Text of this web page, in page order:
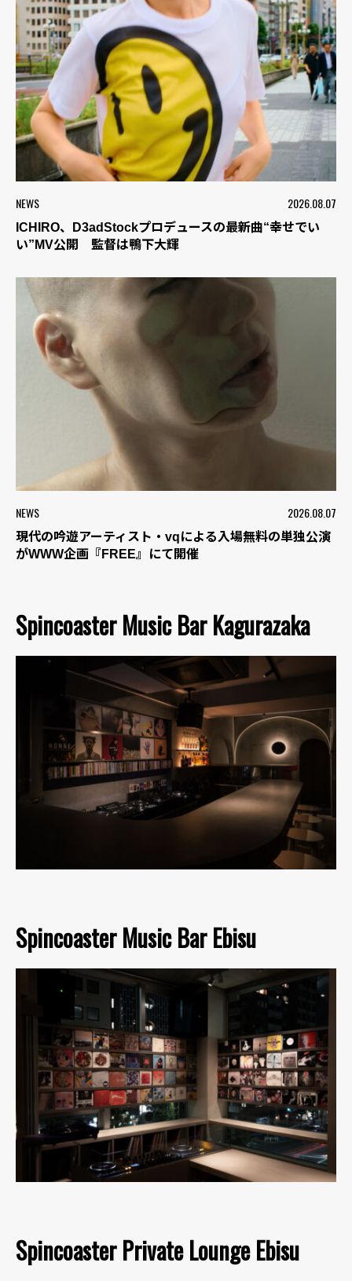
NEWS 2026.08.07
ICHIRO、D3adStockプロデュースの最新曲“幸せでい
い”MV公開 監督は鴨下大輝
NEWS 2026.08.07
現代の吟遊アーティスト・vqによる入場無料の単独公演
がWWW企画『FREE』にて開催
Spincoaster Music Bar Kagurazaka
Spincoaster Music Bar Ebisu
Spincoaster Private Lounge Ebisu